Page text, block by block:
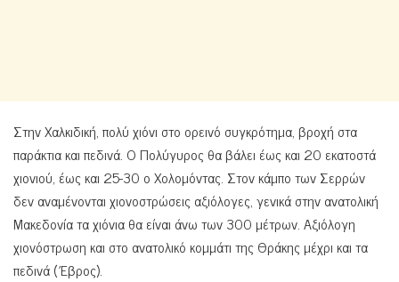
Στην Χαλκιδική, πολύ χιόνι στο ορεινό συγκρότημα, βροχή στα
παράκτια και πεδινά. Ο Πολύγυρος θα βάλει έως και 20 εκατοστά
χιονιού, έως και 25-30 ο Χολομόντας. Στον κάμπο των Σερρών
δεν αναμένονται χιονοστρώσεις αξιόλογες, γενικά στην ανατολική
Μακεδονία τα χιόνια θα είναι άνω των 300 μέτρων. Αξιόλογη
χιονόστρωση και στο ανατολικό κομμάτι της Θράκης μέχρι και τα
πεδινά ( Έβρος).